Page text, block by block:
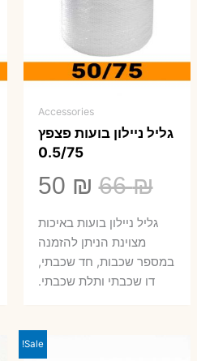
Accessories
גליל ניילון בועות פצפץ
0.5/75
66₪
המחיר
המקורי
היה:
66 ₪.
50 ₪
גליל ניילון בועות באיכות
מצוינת הניתן להזמנה
במספר שכבות, חד שכבתי,
דו שכבתי ותלת שכבתי.
Sale!